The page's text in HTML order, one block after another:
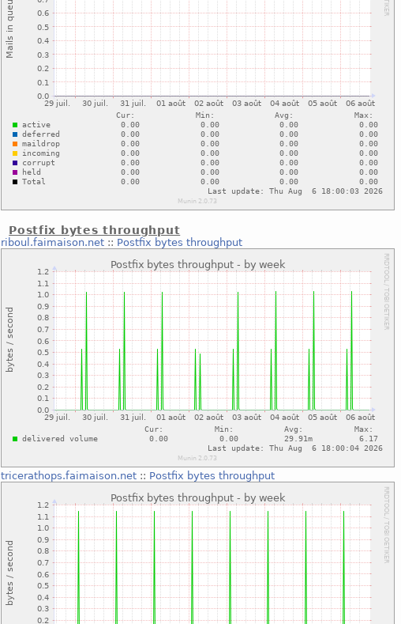
Postfix bytes throughput
riboul.faimaison.net :: Postfix bytes throughput
tricerathops.faimaison.net :: Postfix bytes throughput